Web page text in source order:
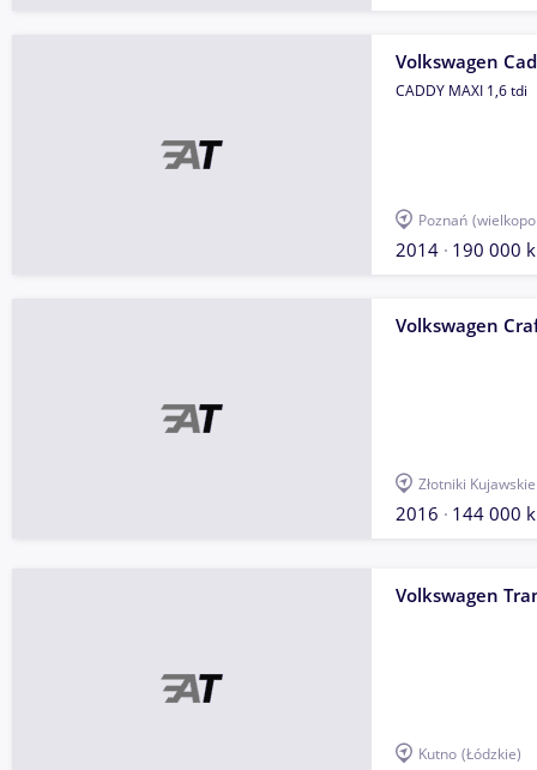
Volkswagen
CADDY MAXI 1,6 tdi
Poznań
2014 190 000
Volkswagen
Złotniki Kujawskie
2016 144 000
Volkswagen
Kutno (Łódzkie)